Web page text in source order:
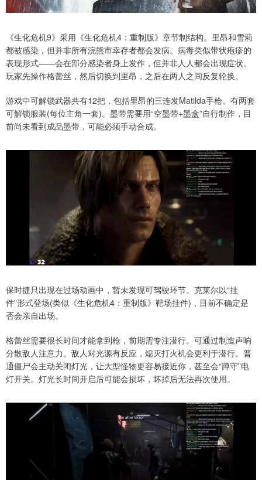
《生化危机9》采用《生化危机4：重制版》章节制结构。里昂和雪莉
都被感染，但并非所有浣熊市幸存者都会发病。病毒类似带状疱疹的
表现形式——会在部分感染者身上发作，但并非人人都会出现症状。
玩家先操作格蕾丝，然后切换到里昂，之后在两人之间反复轮换。
游戏中可解锁武器共有12把，包括里昂的三连发Matilda手枪。有两套
可解锁服装(每位主角一套)。墨带需要用“空墨带+墨盒”自行制作，目
前尚未看到成品墨带，可能必须手动合成。
保时捷只出现在过场动画中，暂未发现可驾驶环节。克莱尔以“挂
件”形式登场(类似《生化危机4：重制版》靶场挂件)，目前不确定是
否会亲自出场。
格蕾丝需要很长时间才能拿到枪，前期需专注潜行。可通过制造声响
分散敌人注意力。敌人对光源有反应，熄灭打火机会更利于潜行。普
通僵尸会主动关闭灯光，让大型怪物更容易接近你，甚至会“蹲守”电
灯开关。灯光长时间开启后可能会损坏，坏掉后无法再次使用。